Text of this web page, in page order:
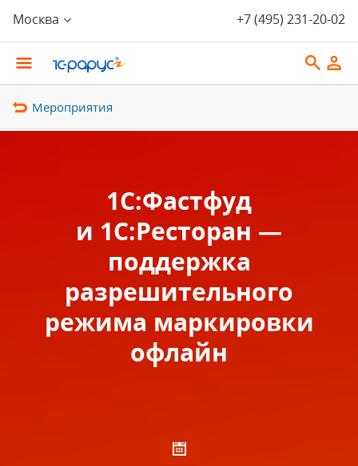
Москва +7 (495) 231-20-02
Мероприятия
1С:Фастфуд
и 1С:Ресторан —
поддержка
разрешительного
режима маркировки
офлайн